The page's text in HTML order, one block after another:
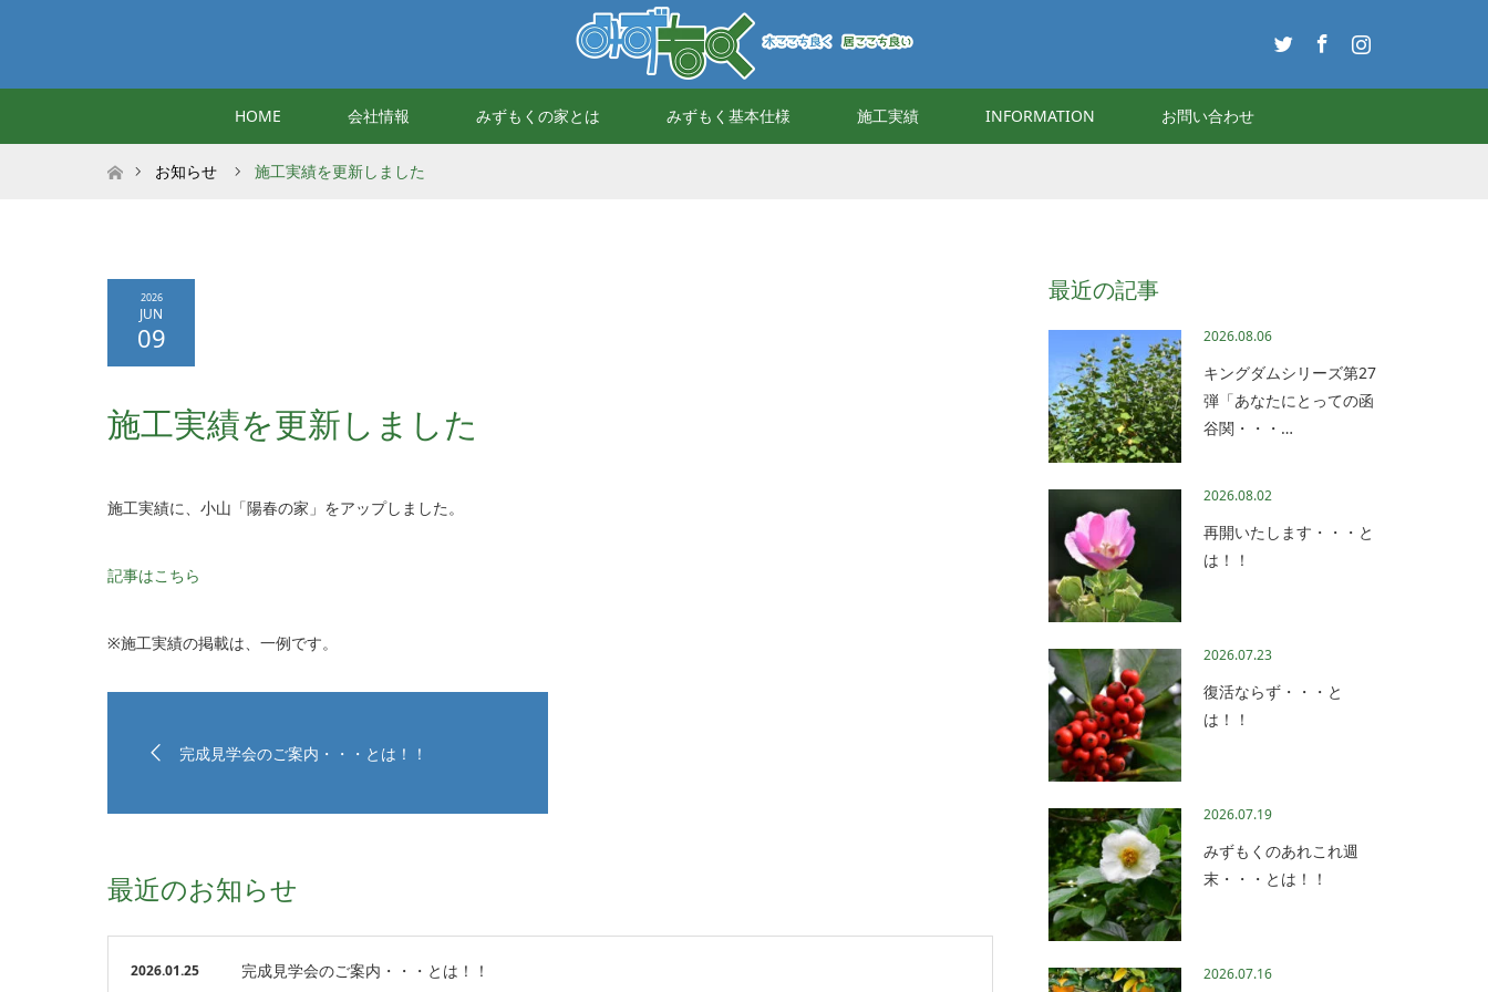
HOME 会社情報 みずもくの家とは みずもく基本仕様 施工実績 INFORMATION お問い合わせ
ホームお知らせ 施工実績を更新しました
2026
JUN
09
施工実績を更新しました
施工実績に、小山「陽春の家」をアップしました。
記事はこちら
※施工実績の掲載は、一例です。
完成見学会のご案内・・・とは！！
最近のお知らせ
2026.01.25 完成見学会のご案内・・・とは！！
最近の記事
2026.08.06
キングダムシリーズ第27
弾「あなたにとっての函
谷関・・・…
2026.08.02
再開いたします・・・と
は！！
2026.07.23
復活ならず・・・と
は！！
2026.07.19
みずもくのあれこれ週
末・・・とは！！
2026.07.16